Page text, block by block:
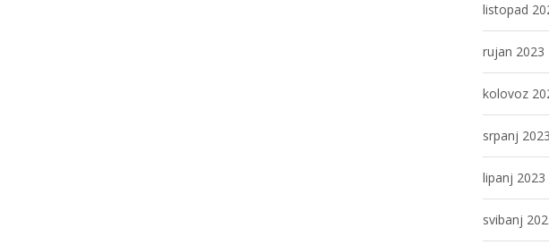
listopad
rujan 2023
kolovoz
srpanj 2023
lipanj 2023
svibanj